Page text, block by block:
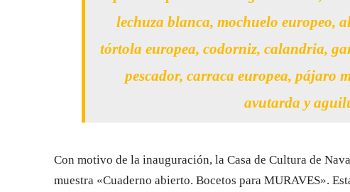
lechuza blanca, mochuelo europeo,
tórtola europea, codorniz, calandria,
pescador, carraca europea, pájaro
avutarda y
Con motivo de la inauguración, la Casa de Cultura de
muestra «Cuaderno abierto. Bocetos para MURAVES».